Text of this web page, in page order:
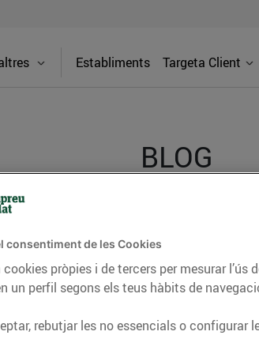
Establiments Targeta Client
BLOG
consells nutricionals,
del nostre territori i molts altres
CONSELLS I HÀBITS SALUDABLES
consentiment de les Cookies
pròpies i de tercers per mesurar l’ús
un perfil segons els teus hàbits de
rebutjar les no essencials o configurar